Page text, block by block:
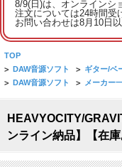
8/9(日)は、オンラインシ
注文については24時間受
お問い合わせは8月10日
TOP
> DAW音源ソフト > ギター/ベ
> DAW音源ソフト > メーカー
HEAVYOCITY/
ンライン納品】【在庫